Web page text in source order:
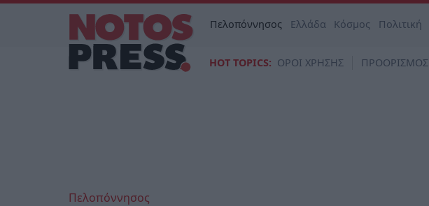
Πελοπόννησος Ελλάδα Κόσμος Πολιτική
HOT TOPICS: ΟΡΟΙ ΧΡΗΣΗΣ ΠΡΟΟΡΙΣΜΟΣ
Πελοπόννησος